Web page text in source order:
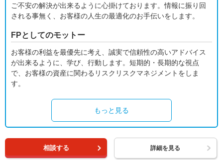
ご不安の解決が出来るように心掛けております。情報に振り回
される事無く、お客様の人生の最適化のお手伝いをします。
FPとしてのモットー
お客様の利益を最優先に考え、誠実で信頼性の高いアドバイス
が出来るように、学び、行動します。短期的・長期的な視点
で、お客様の資産に関わるリスクリスクマネジメントをしま
す。
もっと見る
相談する 詳細を見る